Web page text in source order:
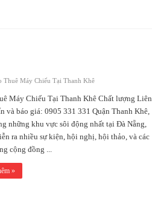
Thuê Máy Chiếu Tại Thanh Khê
Máy Chiếu Tại Thanh Khê Chất lượng Liên
và báo giá: 0905 331 331 Quận Thanh Khê,
những khu vực sôi động nhất tại Đà Nẵng,
ra nhiều sự kiện, hội nghị, hội thảo, và các
cộng đồng ...
»